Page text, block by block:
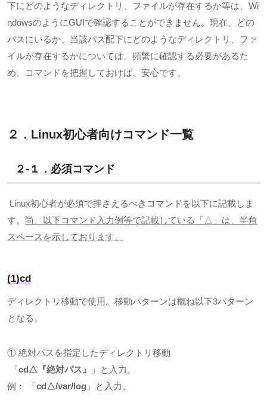
下にどのようなディレクトリ、ファイルが存在するか等は、 Wi
ndowsのようにGUI で確認することができません。現在、どの
パスにいるか、当該パス配下にどのようなディレクトリ、ファ
イルが存在するかについては、頻繁に確認する必要があるた
め、コマンドを把握しておけば、安心です。
２．Linux初心者向けコマンド一覧
２-１．必須コマンド
Linux初心者が必須で押さえるべきコマンドを以下に記載しま
す。 尚、以下コマンド入力例等で記載している「△」は、半角
スペースを示しております。
(1)cd
ディレクトリ移動で使用。移動パターンは概ね以下3パターン
となる。
① 絶対パスを指定したディレクトリ移動
「 cd △『絶対パス』
」と入力。
例： 「 cd △/var/log 」と入力。